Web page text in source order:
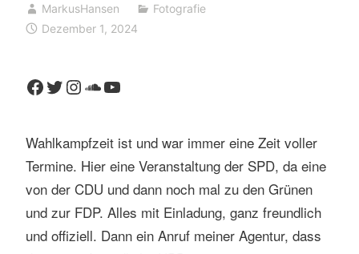
MarkusHansen
Fotografie
Dezember 1, 2024
Facebook
Twitter
Instagram
SoundCloud
YouTube
Wahlkampfzeit ist und war immer eine Zeit voller
Termine. Hier eine Veranstaltung der SPD, da eine
von der CDU und dann noch mal zu den Grünen
und zur FDP. Alles mit Einladung, ganz freundlich
und offiziell. Dann ein Anruf meiner Agentur, dass